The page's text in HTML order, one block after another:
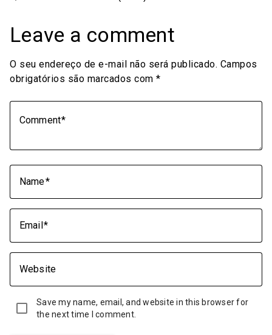
Leave a comment
O seu endereço de e-mail não será publicado. Campos
obrigatórios são marcados com *
Comment
Name
Email
Website
Save my name, email, and website in this browser for
the next time I comment.